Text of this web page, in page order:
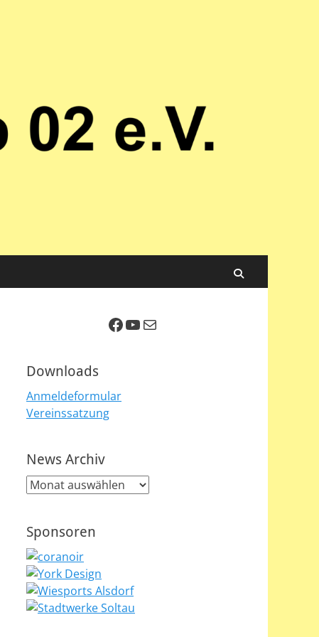
Facebook
YouTube
E-Mail
Downloads
Anmeldeformular
Vereinssatzung
News Archiv
News
Sponsoren